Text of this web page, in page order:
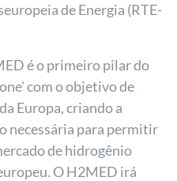
de Energia (RTE-
é o primeiro pilar do
com o objetivo de
Europa, criando a
necessária para permitir
de hidrogênio
O H2MED irá